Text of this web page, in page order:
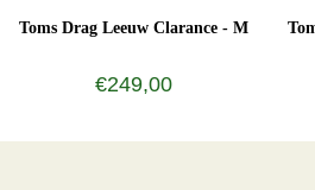
Toms Drag Leeuw Clarance - M
€249,00